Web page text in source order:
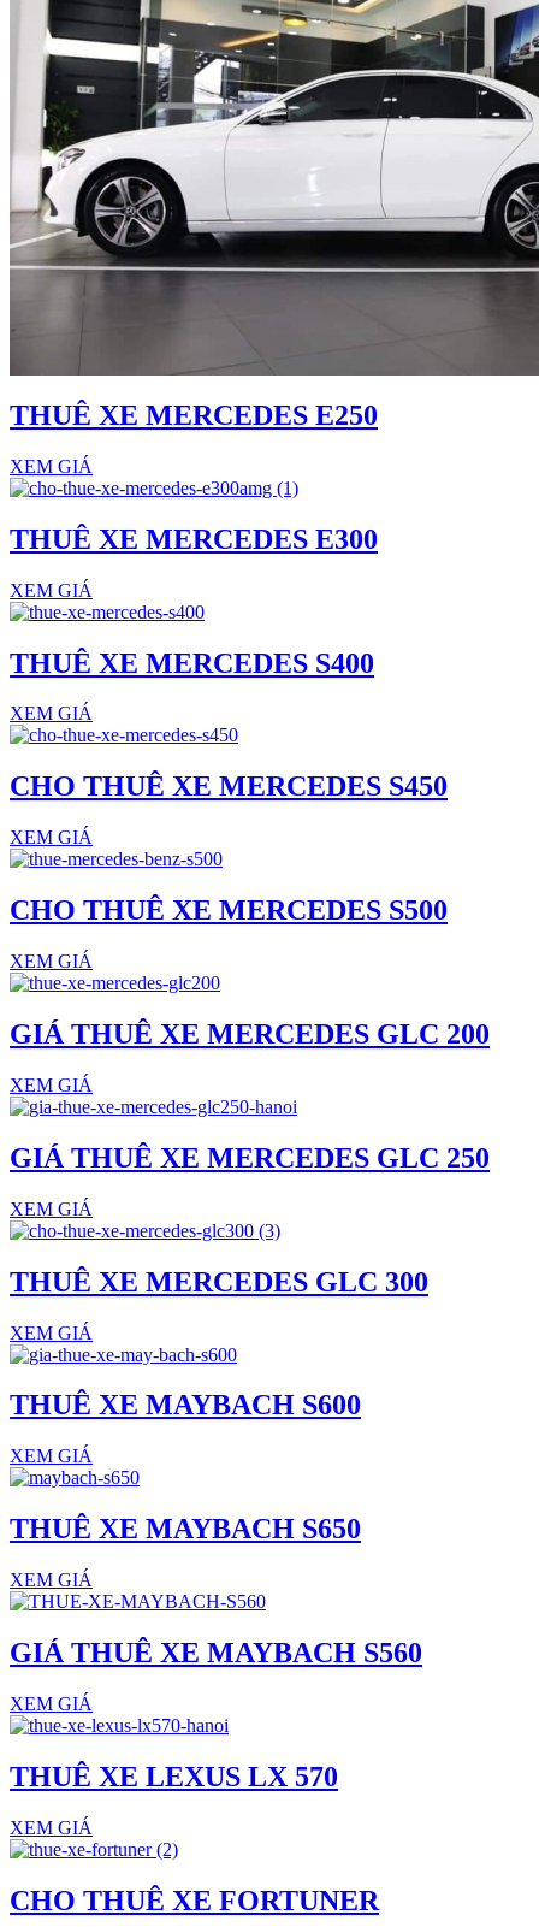
THUÊ XE MERCEDES E250
XEM GIÁ
THUÊ XE MERCEDES E300
XEM GIÁ
THUÊ XE MERCEDES S400
XEM GIÁ
CHO THUÊ XE MERCEDES S450
XEM GIÁ
CHO THUÊ XE MERCEDES S500
XEM GIÁ
GIÁ THUÊ XE MERCEDES GLC 200
XEM GIÁ
GIÁ THUÊ XE MERCEDES GLC 250
XEM GIÁ
THUÊ XE MERCEDES GLC 300
XEM GIÁ
THUÊ XE MAYBACH S600
XEM GIÁ
THUÊ XE MAYBACH S650
XEM GIÁ
GIÁ THUÊ XE MAYBACH S560
XEM GIÁ
THUÊ XE LEXUS LX 570
XEM GIÁ
CHO THUÊ XE FORTUNER